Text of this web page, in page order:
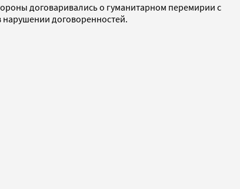
договаривались о гуманитарном перемирии с
нарушении договоренностей.